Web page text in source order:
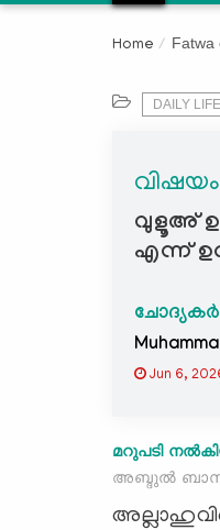
Home Fatwa
DAILY
വുളൂഅ്
എന്ന്
Jun 6,
മറുപടി
അബ്ദുല്‍